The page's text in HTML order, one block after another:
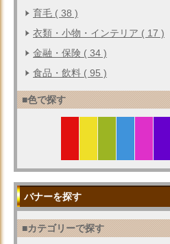
育毛 ( 38 )
衣類・小物・インテリア ( 17 )
金融・保険 ( 34 )
食品・飲料 ( 95 )
■色で探す
バナーを探す
■カテゴリーで探す